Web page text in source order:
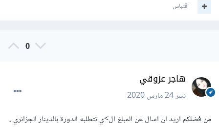
اقتباس
0
هاجر عزوقي
نشر24 مارس 2020
من فضلكم اريد ان اسال عن المبلغ ال>ي تتطلبه الدورة بالدينار الجزائري ..